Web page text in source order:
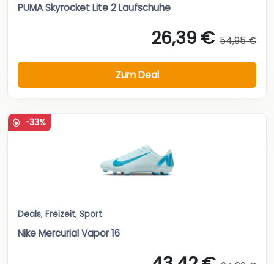
PUMA Skyrocket Lite 2 Laufschuhe
26,39 € 54,95 €
Zum Deal
-33%
Deals, Freizeit, Sport
Nike Mercurial Vapor 16